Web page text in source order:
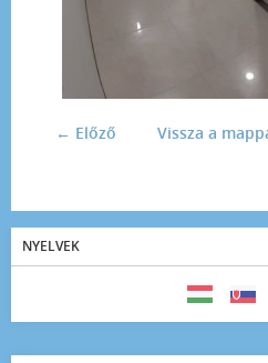
← Előző Vissza a
NYELVEK